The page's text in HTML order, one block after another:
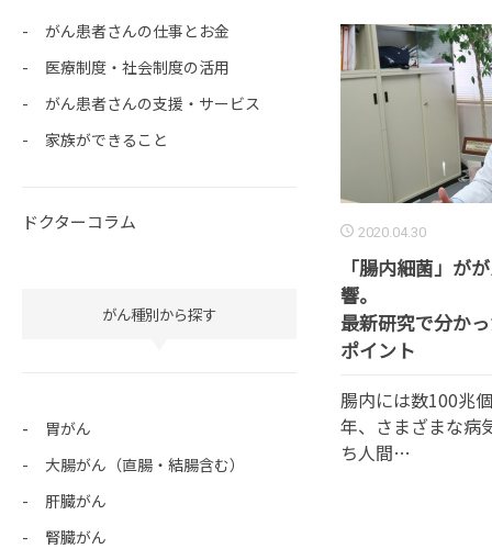
2020.04.30
「腸内細菌」が
響。
最新研究で分か
ポイント
腸内には数100兆
年、さまざまな病
ち人間…
がん患者さんの仕事とお金
医療制度・社会制度の活用
がん患者さんの支援・サービス
家族ができること
ドクターコラム
がん種別から探す
胃がん
大腸がん（直腸・結腸含む）
肝臓がん
腎臓がん